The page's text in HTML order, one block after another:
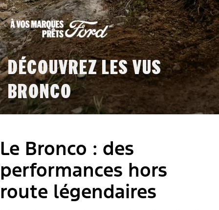
DÉCOUVREZ LES VUS
BRONCO
Le Bronco : des
performances hors
route légendaires